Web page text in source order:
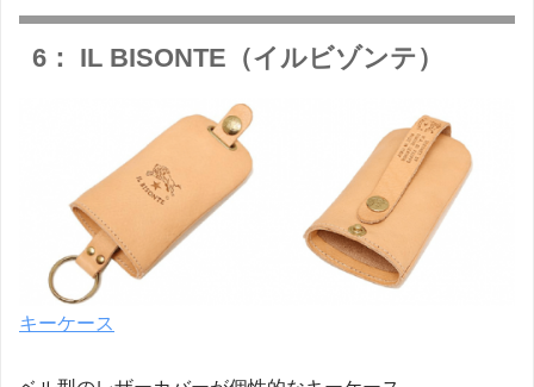
6： IL BISONTE（イルビゾンテ）
キーケース